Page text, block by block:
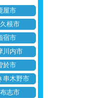
屋市
根市
宿市
川内市
於市
串木野市
志市